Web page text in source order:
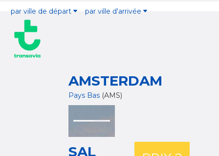
par ville de départ par ville d'arrivée
AMSTERDAM
Pays Bas (AMS)
SAL